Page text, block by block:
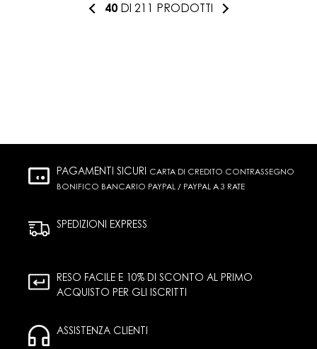
40DI 211 PRODOTTI
PAGAMENTI SICURI
CARTA DI CREDITO CONTRASSEGNO
BONIFICO BANCARIO PAYPAL / PAYPAL A 3 RATE
SPEDIZIONI EXPRESS
RESO FACILE E 10% DI SCONTO AL PRIMO
ACQUISTO PER GLI ISCRITTI
ASSISTENZA CLIENTI